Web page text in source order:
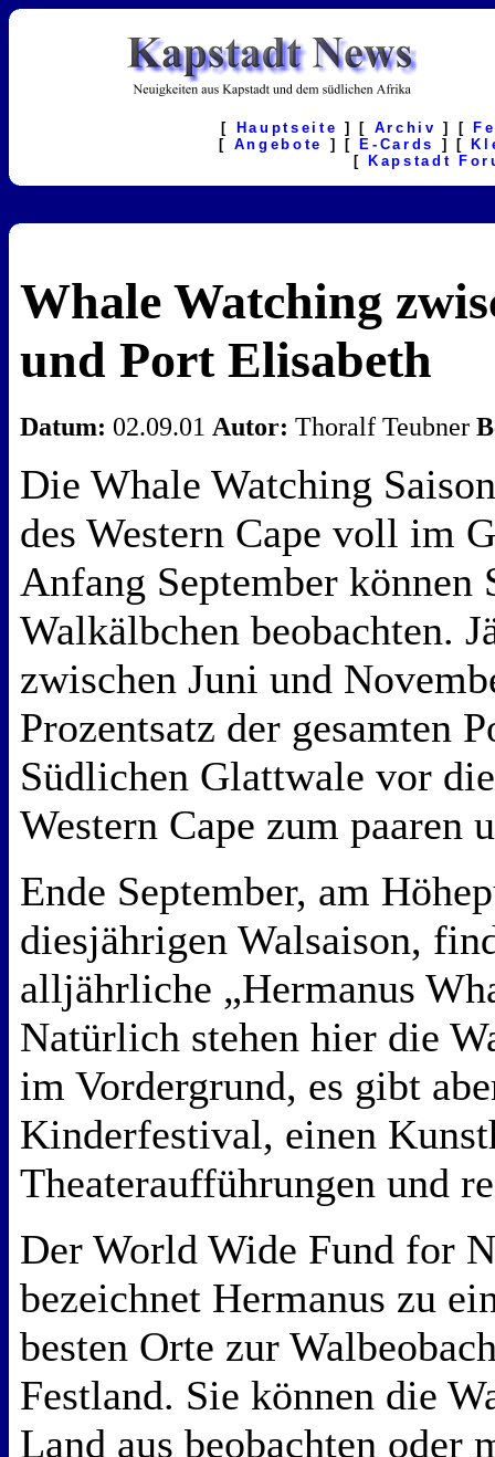
[ Hauptseite ] [ Archiv ] [
[ Angebote ] [ E-Cards ] [
[
Kapstadt
Whale Watching
und Port Elisabeth
Datum: 02.09.01 Autor: Thoralf Teubner
Die Whale Watching
des Western Cape voll im
Anfang September können
Walkälbchen beobachten.
zwischen Juni und
Prozentsatz der gesamten
Südlichen Glattwale vor
Western Cape zum paaren
Ende September, am
diesjährigen Walsaison,
alljährliche „Hermanus
Natürlich stehen hier die
im Vordergrund, es gibt
Kinderfestival, einen
Theateraufführungen und
Der World Wide Fund for
bezeichnet Hermanus zu
besten Orte zur
Festland. Sie können die
Land aus beobachten oder